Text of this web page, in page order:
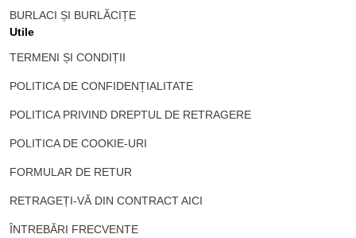
BURLACI ȘI BURLĂCIȚE
Utile
TERMENI ȘI CONDIȚII
POLITICA DE CONFIDENȚIALITATE
POLITICA PRIVIND DREPTUL DE RETRAGERE
POLITICA DE COOKIE-URI
FORMULAR DE RETUR
RETRAGEȚI-VĂ DIN CONTRACT AICI
ÎNTREBĂRI FRECVENTE